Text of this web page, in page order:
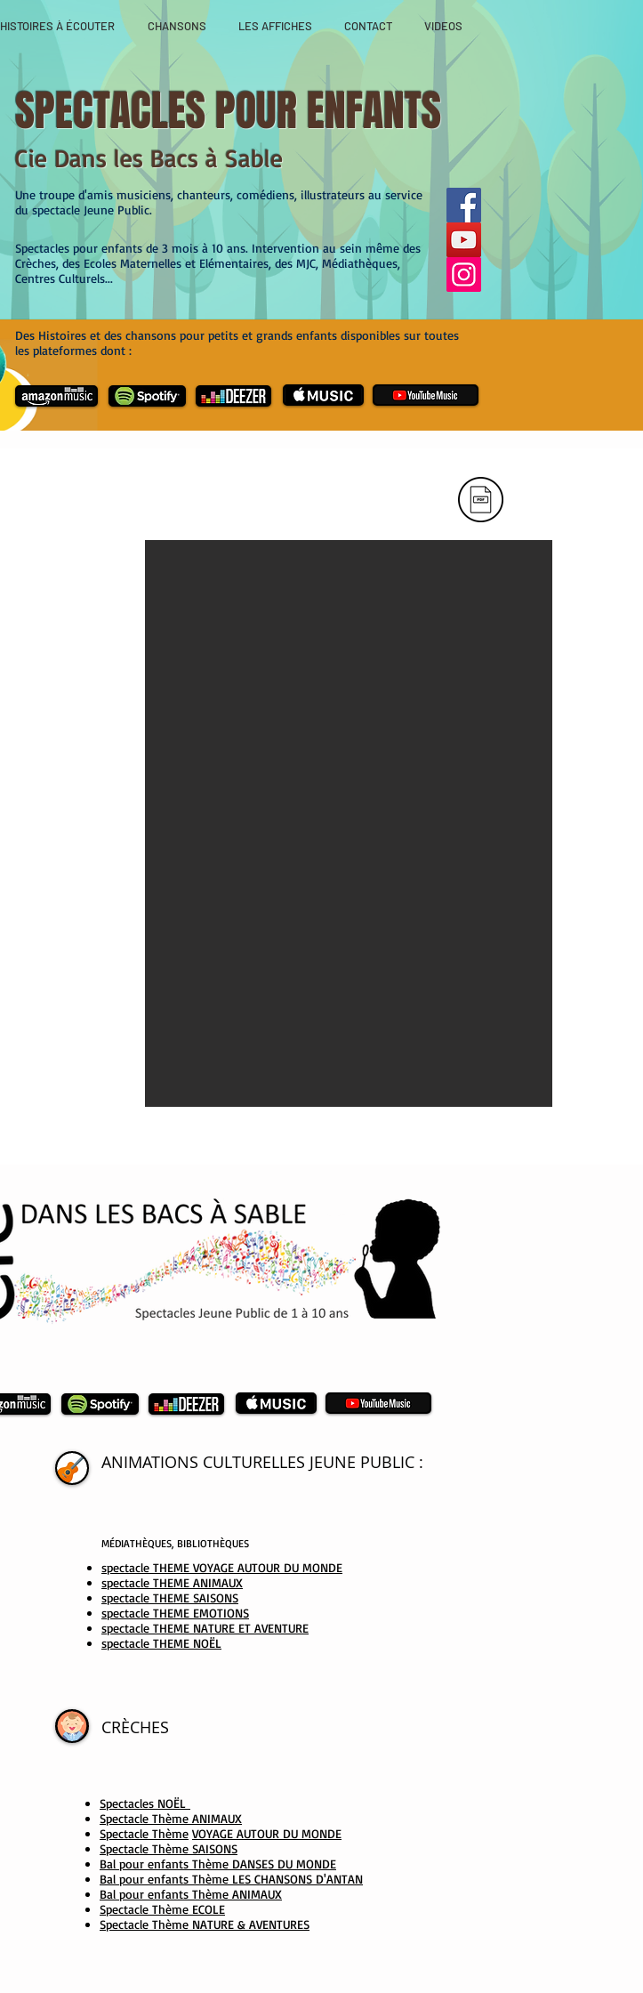
HISTOIRES À ÉCOUTER CHANSONS LES AFFICHES CONTACT VIDEOS
SPECTACLES POUR ENFANTS
Cie Dans les Bacs à Sable
Une troupe d'amis musiciens, chanteurs, comédiens, illustrateurs au service
du spectacle Jeune Public.
Spectacles pour enfants de 3 mois à 10 ans. Intervention au sein même des
Crèches, des Ecoles Maternelles et Elémentaires, des MJC, Médiathèques,
Centres Culturels...
Des Histoires et des chansons pour petits et grands enfants disponibles sur toutes
les plateformes dont :
ANIMATIONS CULTURELLES JEUNE PUBLIC :
MÉDIATHÈQUES, BIBLIOTHÈQUES
spectacle THEME VOYAGE AUTOUR DU MONDE
spectacle THEME ANIMAUX
spectacle THEME SAISONS
spectacle THEME EMOTIONS
spectacle THEME NATURE ET AVENTURE
spectacle THEME NOËL
CRÈCHES
Spectacles NOËL
Spectacle Thème ANIMAUX
Spectacle Thème VOYAGE AUTOUR DU MONDE
Spectacle Thème SAISONS
Bal pour enfants Thème DANSES DU MONDE
Bal pour enfants Thème LES CHANSONS D'ANTAN
Bal pour enfants Thème ANIMAUX
Spectacle Thème ECOLE
Spectacle Thème NATURE & AVENTURES